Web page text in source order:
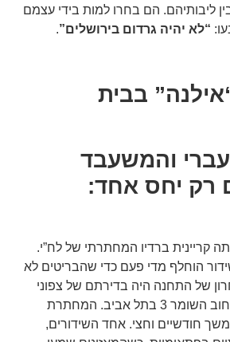
ליבותיהם. הם בחרו למות בידי עצמם
“לא יהיה גרדום בירושלים”.
בבית
והמשעבד
רק יחס אחד:
קריינית ברדיו המחתרתי של לח”י.
הוחלף מדי פעם כדי שהבריטים לא
של התחנה היה בדירתם של צפוני
שומרון וצבי פרונין ברחוב השומר 3 בתל אביב. המחתרת
חודשיים וחצי. אחד השידורים,